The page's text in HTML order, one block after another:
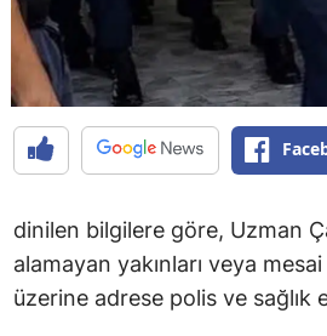
dinilen bilgilere göre, Uzman
alamayan yakınları veya
üzerine adrese polis ve sağlık